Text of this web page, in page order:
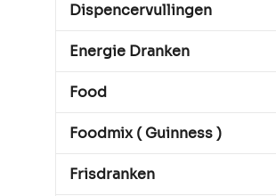
Dispencervullingen
Energie Dranken
Food
Foodmix ( Guinness )
Frisdranken